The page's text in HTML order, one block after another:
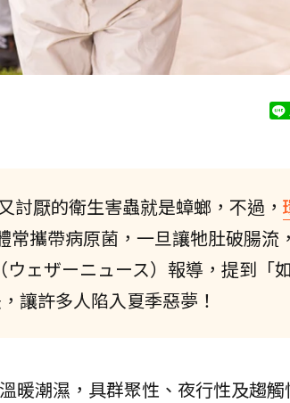
討厭的衛生害蟲就是蟑螂，不過，
攜帶病原菌，一旦讓牠肚破腸流
（ウェザーニュース）報導，提到「
讓許多人陷入夏季惡夢！
暖潮濕，具群聚性、夜行性及趨